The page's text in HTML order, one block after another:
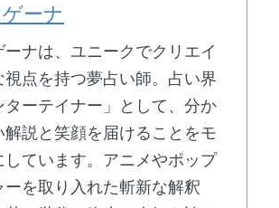
ーナ
ーナは、ユニークでクリエイ
視点を持つ夢占い師。占い界
ターテイナー」として、分か
解説と笑顔を届けることをモ
しています。アニメやポップ
ーを取り入れた斬新な解釈